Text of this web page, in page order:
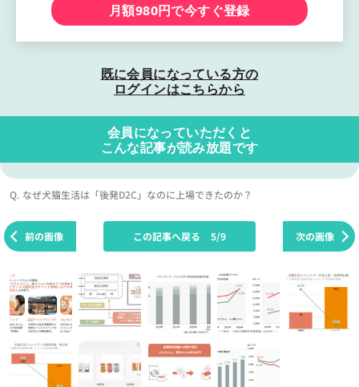
月額980円で今すぐ登録
既に会員になっている方の
ログインはこちらから
会員になっていただくと
こんな記事が読み放題です
Q. なぜ犬猫生活は「後発D2C」なのに上場できたのか？
前の画像 次の画像
この記事へ戻る 5/9